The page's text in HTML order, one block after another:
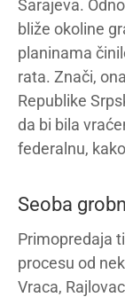
Sarajeva.
bliže okoline
planinama
rata. Znači,
Republike
da bi bila
federalnu,
Seoba
Primopredaja
procesu od
Vraca,